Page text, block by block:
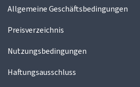
Allgemeine Geschäftsbedingungen
Preisverzeichnis
Nutzungsbedingungen
Haftungsausschluss